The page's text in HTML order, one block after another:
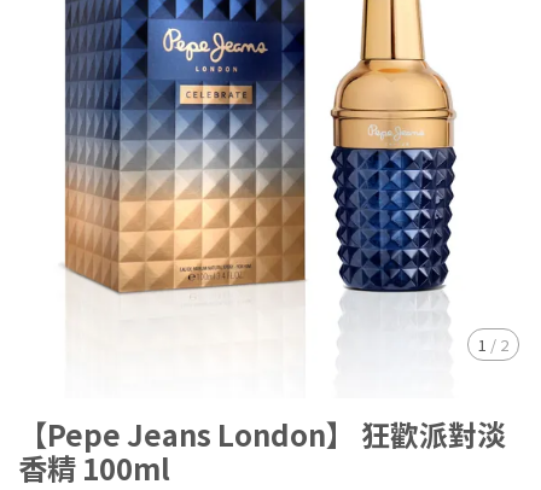
1 / 2
【Pepe Jeans London】 狂歡派對淡
香精 100ml